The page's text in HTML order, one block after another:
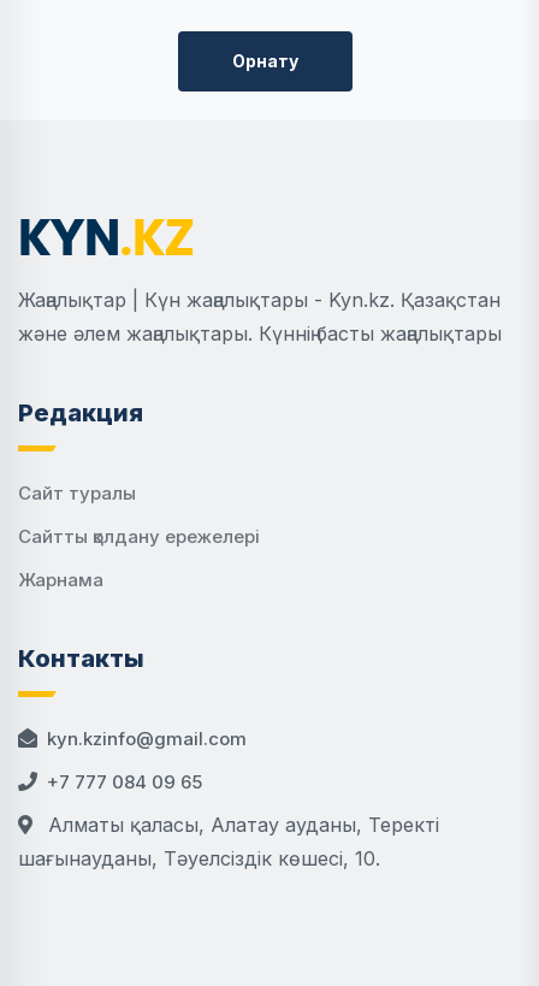
Орнату
Жаңалықтар | Күн жаңалықтары - Kyn.kz. Қазақстан
және әлем жаңалықтары. Күннің басты жаңалықтары
Редакция
Сайт туралы
Сайтты қолдану ережелері
Жарнама
Контакты
kyn.kzinfo@gmail.com
+7 777 084 09 65
Алматы қаласы, Алатау ауданы, Теректі
шағынауданы, Тәуелсіздік көшесі, 10.